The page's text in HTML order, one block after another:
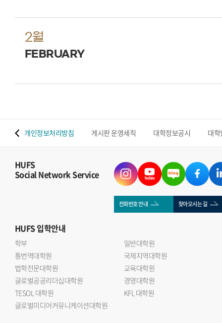
2월
FEBRUARY
개인정보처리방침 게시판 운영세칙 대학정보공시 대
HUFS
Social Network Service
전화번호 안내 찾아오시는 길
HUFS입학안내
학부
일반대학원
통번역대학원
국제지역대학원
법학전문대학원
교육대학원
글로벌공공리더십대학원
경영대학원
TESOL 대학원
KFL 대학원
글로벌미디어커뮤니케이션대학원